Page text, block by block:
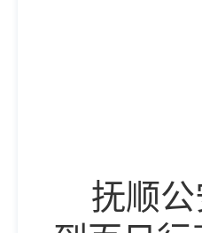
抚顺